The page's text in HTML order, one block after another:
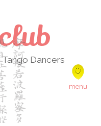
Tango Dancers
menu